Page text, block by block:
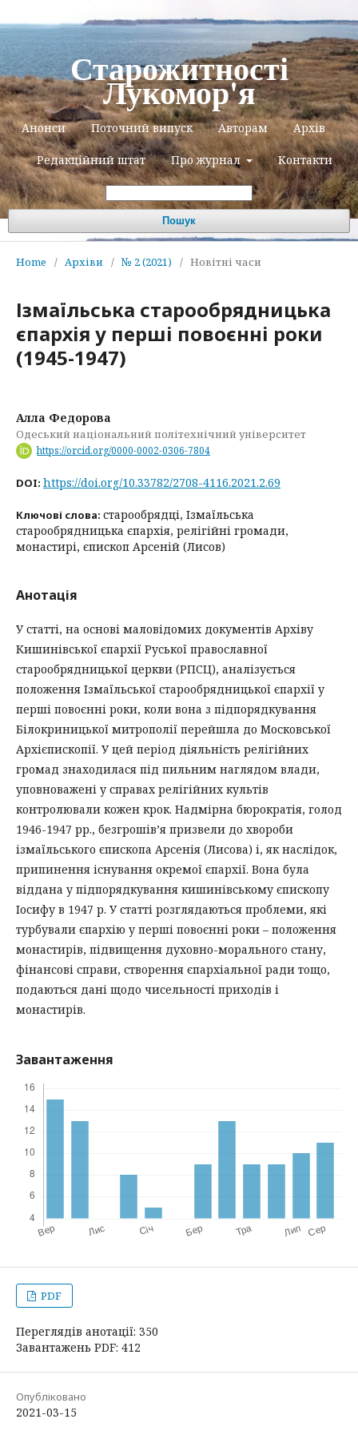
Старожитності
Лукомор'я
Анонси Поточний випуск Авторам Архів
Редакційний штат Про журнал Контакти
Пошук
Home / Архіви / № 2 (2021) / Новітні часи
Ізмаїльська старообрядницька
єпархія у перші повоєнні роки
(1945-1947)
Алла Федорова
Одеський національний політехнічний університет
https://orcid.org/0000-0002-0306-7804
DOI: https://doi.org/10.33782/2708-4116.2021.2.69
Ключові слова: старообрядці, Ізмаїльська
старообрядницька єпархія, релігійні громади,
монастирі, єпископ Арсеній (Лисов)
Анотація
У статті, на основі маловідомих документів Архіву
Кишинівської єпархії Руської православної
старообрядницької церкви (РПСЦ), аналізується
положення Ізмаїльської старообрядницької єпархії у
перші повоєнні роки, коли вона з підпорядкування
Білокриницької митрополії перейшла до Московської
Архієпископії. У цей період діяльність релігійних
громад знаходилася під пильним наглядом влади,
уповноважені у справах релігійних культів
контролювали кожен крок. Надмірна бюрократія, голод
1946-1947 рр., безгрошів’я призвели до хвороби
ізмаїльського єпископа Арсенія (Лисова) і, як наслідок,
припинення існування окремої єпархії. Вона була
віддана у підпорядкування кишинівському єпископу
Іосифу в 1947 р. У статті розглядаються проблеми, які
турбували єпархію у перші повоєнні роки – положення
монастирів, підвищення духовно-морального стану,
фінансові справи, створення єпархіальної ради тощо,
подаються дані щодо чисельності приходів і
монастирів.
Завантаження
PDF
Переглядів анотації: 350
Завантажень PDF: 412
Опубліковано
2021-03-15